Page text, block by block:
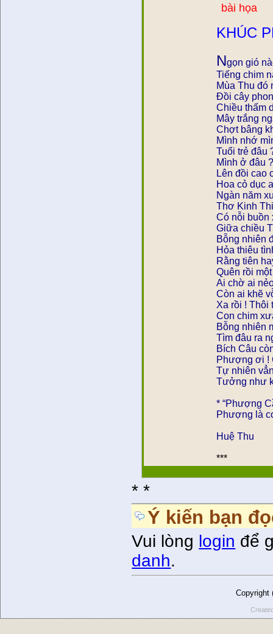
bài họa
KHÚC
Ngọn gió
Tiếng chim
Mùa Thu đó
Ðồi cây
Chiều thấm
Mây trắng
Chợt bâng
Mình nhớ
Tuổi trẻ đâu
Mình ở đâu
Lên đồi cao
Hoa cỏ dục
Ngàn năm
Thơ Kinh
Có nỗi buồn
Giữa chiều
Bỗng nhiên
Hỏa thiêu
Rằng tiên
Quên rồi
Ai chờ ai
Còn ai khẽ
Xa rồi ! Thôi
Con chim
Bỗng nhiên
Tìm đâu ra
Bích Câu
Phượng ơi !
Tự nhiên
Tưởng như
* “Phượng
Phượng là
Huệ Thu
***
* *
Ý kiến bạn
Vui lòng login để
danh.
Copyright